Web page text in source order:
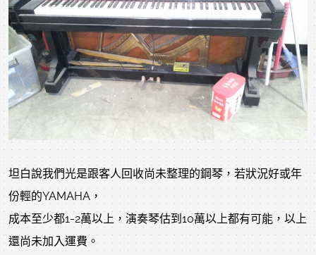
坦白說我們光是跟客人回收尚未整理的鋼琴，若狀況好或年
份輕的YAMAHA，
成本至少都1-2萬以上，演奏琴估到10萬以上都有可能，以上
還尚未加入運費。